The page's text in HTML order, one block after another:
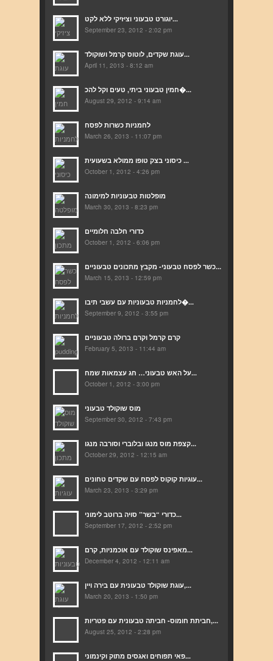
יוגורט טבעוני וציזיקי ללא לקט...
September 23, 2012 - 2:02 pm
עוגת שקדים, לוטוס קרמל ושוקולד...
April 11, 2013 - 8:12 am
חמין טבעוני ביתי, טעים וקל להכ�...
August 29, 2012 - 9:14 am
לחמניות כשרות לפסח
March 26, 2013 - 11:07 pm
כיסוני בצק טופו ממולא בשעועית ...
October 1, 2012 - 4:26 pm
מופלטות טבעוניות למימונה
March 30, 2013 - 8:23 pm
כדורי חלבה חלומיים
October 1, 2012 - 6:06 pm
כשר לפסח טבעוני- מקבץ מתכונים טבעוניים...
March 15, 2013 - 12:59 pm
לחמניות טבעוניות עם עשבי תיבו�...
September 9, 2012 - 3:55 pm
קרם קרמל וקרם ברולה טבעוניים
February 5, 2013 - 11:44 am
על האש טבעוני… חג עצמאות שמח...
October 1, 2012 - 3:00 pm
מוס שוקולד טבעוני
September 30, 2012 - 7:43 pm
קצפת מוס מנגו ובלוברי וסורבה מנגו...
October 29, 2012 - 12:15 am
עוגיות קוקוס לפסח עם שקדים טחונים...
March 23, 2013 - 3:29 pm
כדורי “בשר” סויה ברוטב לימוני...
September 17, 2012 - 2:52 pm
מאפינס שוקולד עם אוכמניות, קרם...
December 4, 2012 - 12:11 am
עוגת שוקולד טבעונית עם בירה ויין,...
March 20, 2013 - 1:50 pm
חביתת חומוס- חביתה טבעונית עם פטריות,...
August 25, 2012 - 2:28 pm
פאי תפוחים ואגסים מתוק וקינמוני...